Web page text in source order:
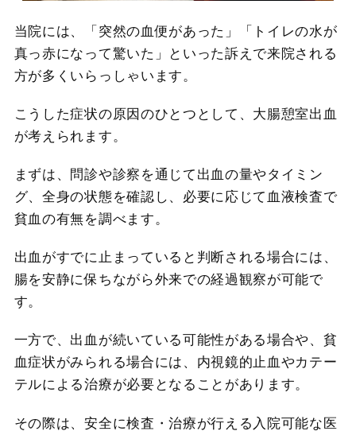
当院には、「突然の血便があった」「トイレの水が
真っ赤になって驚いた」といった訴えで来院される
方が多くいらっしゃいます。
こうした症状の原因のひとつとして、大腸憩室出血
が考えられます。
まずは、問診や診察を通じて出血の量やタイミン
グ、全身の状態を確認し、必要に応じて血液検査で
貧血の有無を調べます。
出血がすでに止まっていると判断される場合には、
腸を安静に保ちながら外来での経過観察が可能で
す。
一方で、出血が続いている可能性がある場合や、貧
血症状がみられる場合には、内視鏡的止血やカテー
テルによる治療が必要となることがあります。
その際は、安全に検査・治療が行える入院可能な医